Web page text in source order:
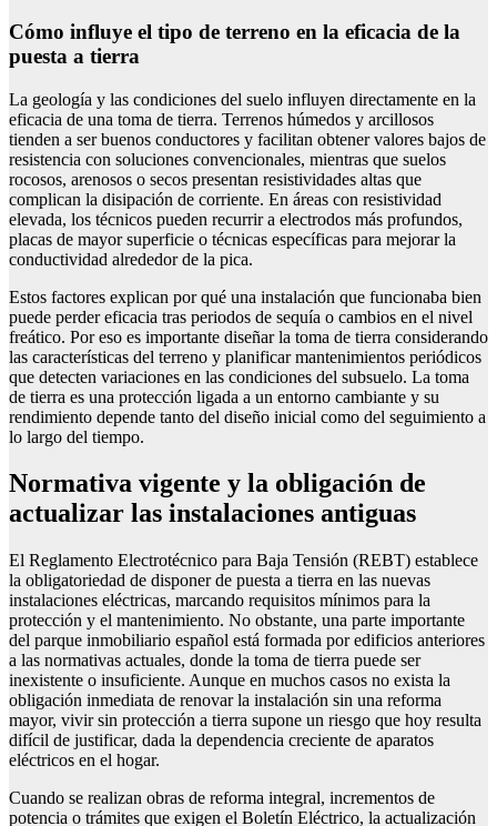
Cómo influye el tipo de terreno en la eficacia de la
puesta a tierra
La geología y las condiciones del suelo influyen directamente en la
eficacia de una toma de tierra. Terrenos húmedos y arcillosos
tienden a ser buenos conductores y facilitan obtener valores bajos de
resistencia con soluciones convencionales, mientras que suelos
rocosos, arenosos o secos presentan resistividades altas que
complican la disipación de corriente. En áreas con resistividad
elevada, los técnicos pueden recurrir a electrodos más profundos,
placas de mayor superficie o técnicas específicas para mejorar la
conductividad alrededor de la pica.
Estos factores explican por qué una instalación que funcionaba bien
puede perder eficacia tras periodos de sequía o cambios en el nivel
freático. Por eso es importante diseñar la toma de tierra considerando
las características del terreno y planificar mantenimientos periódicos
que detecten variaciones en las condiciones del subsuelo. La toma
de tierra es una protección ligada a un entorno cambiante y su
rendimiento depende tanto del diseño inicial como del seguimiento a
lo largo del tiempo.
Normativa vigente y la obligación de
actualizar las instalaciones antiguas
El Reglamento Electrotécnico para Baja Tensión (REBT) establece
la obligatoriedad de disponer de puesta a tierra en las nuevas
instalaciones eléctricas, marcando requisitos mínimos para la
protección y el mantenimiento. No obstante, una parte importante
del parque inmobiliario español está formada por edificios anteriores
a las normativas actuales, donde la toma de tierra puede ser
inexistente o insuficiente. Aunque en muchos casos no exista la
obligación inmediata de renovar la instalación sin una reforma
mayor, vivir sin protección a tierra supone un riesgo que hoy resulta
difícil de justificar, dada la dependencia creciente de aparatos
eléctricos en el hogar.
Cuando se realizan obras de reforma integral, incrementos de
potencia o trámites que exigen el Boletín Eléctrico, la actualización